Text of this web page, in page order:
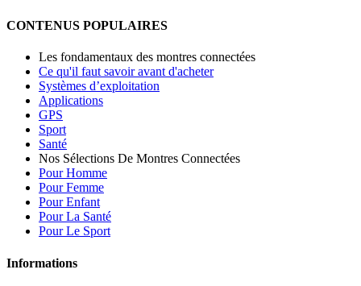
CONTENUS POPULAIRES
Les fondamentaux des montres connectées
Ce qu'il faut savoir avant d'acheter
Systèmes d’exploitation
Applications
GPS
Sport
Santé
Nos Sélections De Montres Connectées
Pour Homme
Pour Femme
Pour Enfant
Pour La Santé
Pour Le Sport
Informations